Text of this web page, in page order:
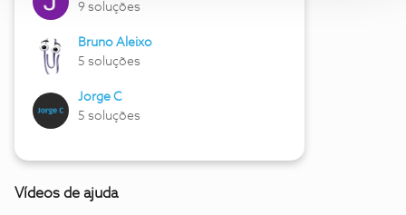
9 soluções
Bruno Aleixo
5 soluções
Jorge C
5 soluções
Vídeos de ajuda